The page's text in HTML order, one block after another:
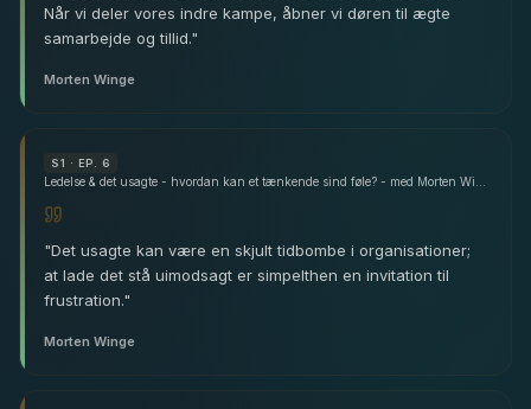
Når vi deler vores indre kampe, åbner vi døren til ægte
samarbejde og tillid."
Morten Winge
S1 · EP. 6
"Det usagte kan være en skjult tidbombe i organisationer;
at lade det stå uimodsagt er simpelthen en invitation til
frustration."
Morten Winge